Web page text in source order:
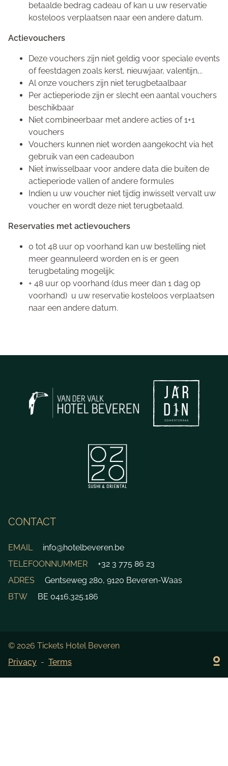
betaalde bedrag cadeau of kan u uw reservatie
kosteloos verplaatsen naar een andere datum.
Actievouchers
Deze vouchers zijn niet geldig voor speciale events
of feestdagen zoals kerst, nieuwjaar, valentijn,..
Al onze vouchers zijn niet terugbetaalbaar
Per actieperiode zijn er slecht een aantal vouchers
beschikbaar
Niet combineerbaar met andere acties of 1+1
vouchers
Vouchers kunnen niet worden aangekocht via het
gebruik van een cadeaubon
Niet inwisselbaar voor andere data die buiten de
actieperiode vallen of andere formules
Indien u uw voucher niet tijdig inwisselt vervalt uw
voucher en wordt deze niet terugbetaald.
Reservaties met actievouchers
0 tot 48 uur op voorhand kan uw bestelling niet
meer geannuleerd worden en is er geen
terugbetaling mogelijk;
+ 48 uur op voorhand (dus meer dan 1 dag op
voorhand) u uw reservatie kosteloos verplaatsen
naar een andere datum.
CONTACT
EMAIL
info@hotelbeveren.be
TELEFOONNUMMER
+32 3 775 86 23
ADRES
Gentseweg 280, 9120 Beveren-Waas
BTW
BE 0416.325.186
© 2026 Tickets Hotel Beveren
Privacy
Terms